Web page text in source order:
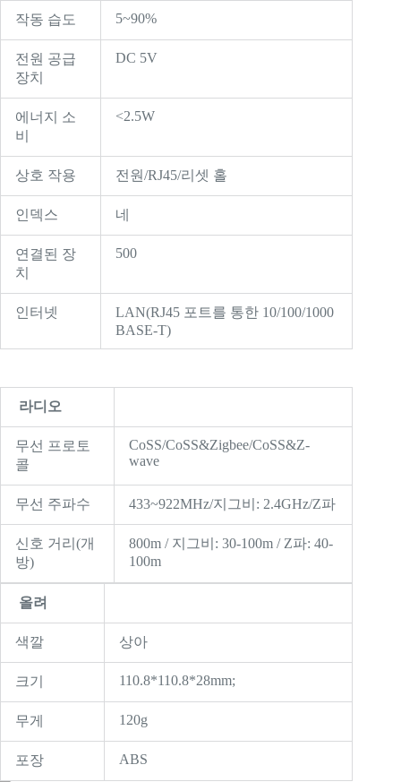
작동 습도 5~90%
전원 공급
장치
DC 5V
에너지 소
비
<2.5W
상호 작용 전원/RJ45/리셋 홀
인덱스 네
연결된 장
치
500
인터넷
LAN(RJ45 포트를 통한 10/100/1000
BASE-T)
라디오
무선 프로토
콜
CoSS/CoSS&Zigbee/CoSS&Z-
wave
무선 주파수 433~922MHz/지그비: 2.4GHz/Z파
신호 거리(개
방)
800m / 지그비: 30-100m / Z파: 40-
100m
올려
색깔 상아
크기 110.8*110.8*28mm;
무게 120g
포장 ABS